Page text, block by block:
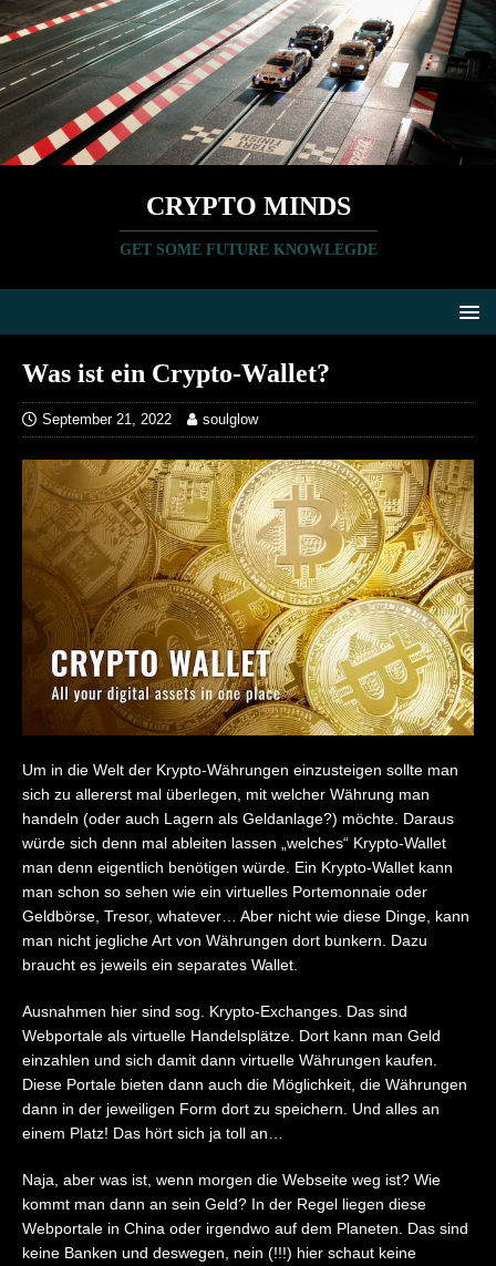
CRYPTO MINDS
GET SOME FUTURE KNOWLEGDE
Was ist ein Crypto-Wallet?
September 21, 2022 soulglow
Um in die Welt der Krypto-Währungen einzusteigen sollte man
sich zu allererst mal überlegen, mit welcher Währung man
handeln (oder auch Lagern als Geldanlage?) möchte. Daraus
würde sich denn mal ableiten lassen „welches“ Krypto-Wallet
man denn eigentlich benötigen würde. Ein Krypto-Wallet kann
man schon so sehen wie ein virtuelles Portemonnaie oder
Geldbörse, Tresor, whatever… Aber nicht wie diese Dinge, kann
man nicht jegliche Art von Währungen dort bunkern. Dazu
braucht es jeweils ein separates Wallet.
Ausnahmen hier sind sog. Krypto-Exchanges. Das sind
Webportale als virtuelle Handelsplätze. Dort kann man Geld
einzahlen und sich damit dann virtuelle Währungen kaufen.
Diese Portale bieten dann auch die Möglichkeit, die Währungen
dann in der jeweiligen Form dort zu speichern. Und alles an
einem Platz! Das hört sich ja toll an…
Naja, aber was ist, wenn morgen die Webseite weg ist? Wie
kommt man dann an sein Geld? In der Regel liegen diese
Webportale in China oder irgendwo auf dem Planeten. Das sind
keine Banken und deswegen, nein (!!!) hier schaut keine